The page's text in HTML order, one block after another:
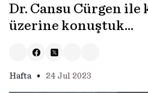
Dr. Cansu Cürgen ile
üzerine konuştuk...
Hafta • 24 Jul 2023